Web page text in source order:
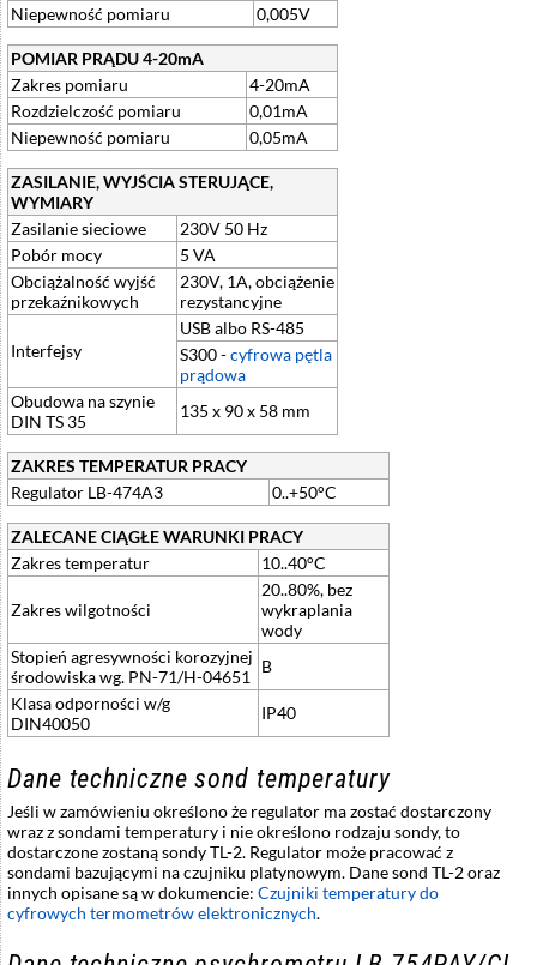
Niepewność pomiaru
0,005V
POMIAR PRĄDU 4-20mA
Zakres pomiaru
4-20mA
Rozdzielczość pomiaru
0,01mA
Niepewność pomiaru
0,05mA
ZASILANIE, WYJŚCIA STERUJĄCE,
WYMIARY
Zasilanie sieciowe
230V 50 Hz
Pobór mocy
5 VA
Obciążalność wyjść
przekaźnikowych
230V, 1A, obciążenie
rezystancyjne
Interfejsy
USB albo RS-485
S300 -cyfrowa pętla
prądowa
Obudowa na szynie
DIN TS 35
135 x 90 x 58 mm
ZAKRES TEMPERATUR PRACY
Regulator LB-474A3
0..+50°C
ZALECANE CIĄGŁE WARUNKI PRACY
Zakres temperatur
10..40°C
Zakres wilgotności
20..80%, bez
wykraplania
wody
Stopień agresywności korozyjnej
środowiska wg. PN-71/H-04651
B
Klasa odporności w/g
DIN40050
IP40
Dane techniczne sond temperatury
Jeśli w zamówieniu określono że regulator ma zostać dostarczony
wraz z sondami temperatury i nie określono rodzaju sondy, to
dostarczone zostaną sondy TL-2. Regulator może pracować z
sondami bazującymi na czujniku platynowym. Dane sond TL-2 oraz
innych opisane są w dokumencie: Czujniki temperatury do
cyfrowych termometrów elektronicznych.